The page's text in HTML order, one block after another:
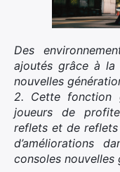
Des
ajoutés grâce à la
nouvelles
2. Cette fonction
joueurs de
reflets et de reflets
d’améliorations
consoles nouvelles